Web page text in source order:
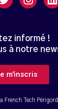
informé !
à notre
m'inscris
French Tech